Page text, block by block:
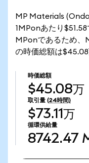
MP Materials
1MPonあたり
MPonであるため
の時価総額は$45.08
時価総額
$45.08万
取引量 (24時間)
$73.11万
循環供給量
8742.47